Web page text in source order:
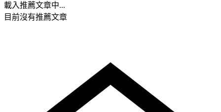
載入推薦文章中...
目前沒有推薦文章